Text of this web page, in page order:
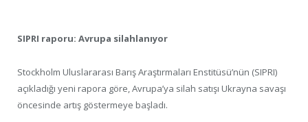
SIPRI raporu: Avrupa silahlanıyor
Stockholm Uluslararası Barış Araştırmaları Enstitüsü’nün (SIPRI)
açıkladığı yeni rapora göre, Avrupa’ya silah satışı Ukrayna savaşı
öncesinde artış göstermeye başladı.